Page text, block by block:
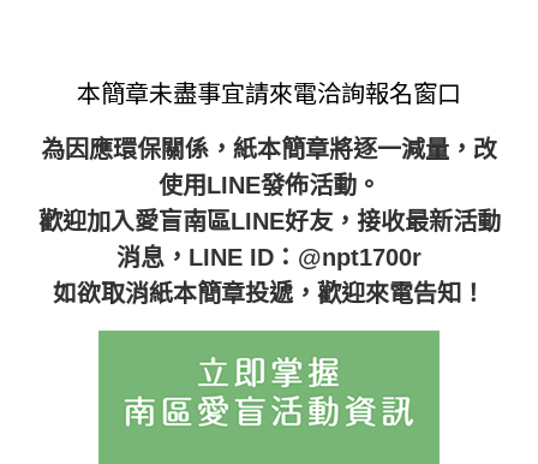
本簡章未盡事宜請來電洽詢報名窗口
為因應環保關係，紙本簡章將逐一減量，改
使用LINE發佈活動。
歡迎加入愛盲南區LINE好友，接收最新活動
消息，LINE ID：@npt1700r
如欲取消紙本簡章投遞，歡迎來電告知！